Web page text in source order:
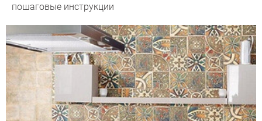
пошаговые инструкции